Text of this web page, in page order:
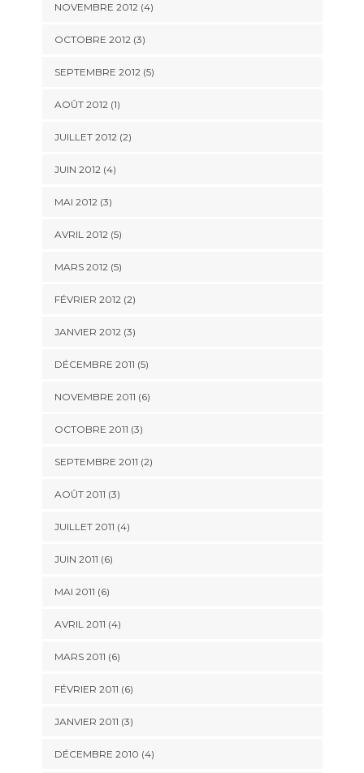
NOVEMBRE 2012(4)
OCTOBRE 2012(3)
SEPTEMBRE 2012(5)
AOÛT 2012(1)
JUILLET 2012(2)
JUIN 2012(4)
MAI 2012(3)
AVRIL 2012(5)
MARS 2012(5)
FÉVRIER 2012(2)
JANVIER 2012(3)
DÉCEMBRE 2011 (5)
NOVEMBRE 2011 (6)
OCTOBRE 2011 (3)
SEPTEMBRE 2011 (2)
AOÛT 2011 (3)
JUILLET 2011 (4)
JUIN 2011 (6)
MAI 2011 (6)
AVRIL 2011 (4)
MARS 2011 (6)
FÉVRIER 2011 (6)
JANVIER 2011 (3)
DÉCEMBRE 2010 (4)